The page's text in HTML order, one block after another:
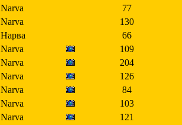
Narva
77
Narva
130
Нарва
66
Narva
109
Narva
204
Narva
126
Narva
84
Narva
103
Narva
121